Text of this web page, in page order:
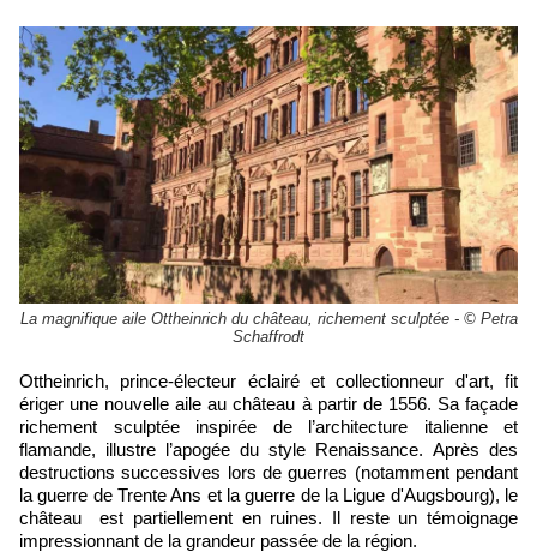
La magnifique aile Ottheinrich du château, richement sculptée - © Petra
Schaffrodt
Ottheinrich, prince-électeur éclairé et collectionneur d'art,fit
ériger une nouvelle aile au château à partir de 1556. Sa façade
richement sculptée inspirée de l’architecture italienne et
flamande, illustre l’apogée du style Renaissance. Après des
destructions successives lors de guerres (notamment pendant
la guerre de Trente Ans et la guerre de la Ligue d'Augsbourg), le
château est partiellement en ruines. Il reste un témoignage
impressionnant de la grandeur passée de la région.